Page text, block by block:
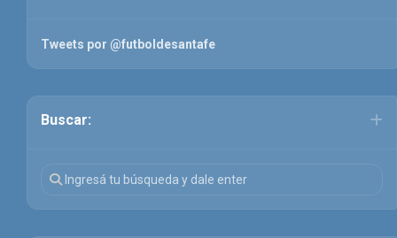
Tweets por @futboldesantafe
Buscar: